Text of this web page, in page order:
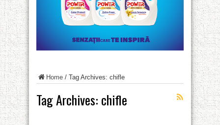
Home / Tag Archives: chifle
Tag Archives: chifle